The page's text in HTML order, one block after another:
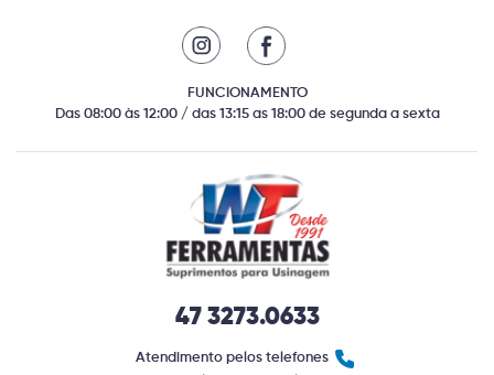
FUNCIONAMENTO
Das 08:00 às 12:00 / das 13:15 as 18:00 de segunda a sexta
47 3273.0633
Atendimento pelos telefones